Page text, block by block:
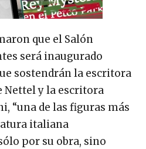
que el Salón
será inaugurado
sostendrán la escritora
Nettel y la escritora
“una de las figuras más
italiana
por su obra, sino